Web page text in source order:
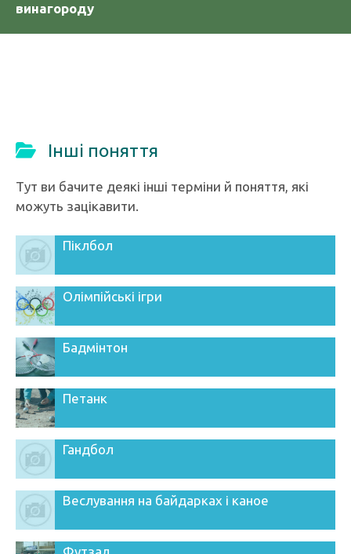
винагороду
Інші поняття
Тут ви бачите деякі інші терміни й поняття, які
можуть зацікавити.
Піклбол
Олімпійські ігри
Бадмінтон
Петанк
Гандбол
Веслування на байдарках і каное